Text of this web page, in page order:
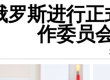
罗斯进行
作委员